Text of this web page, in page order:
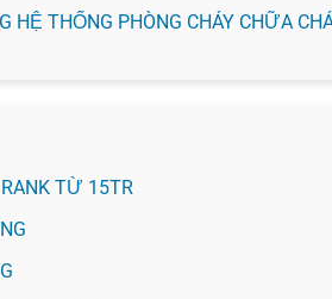
HỆ THỐNG PHÒNG CHÁY CHỮA
TỪ 15TR